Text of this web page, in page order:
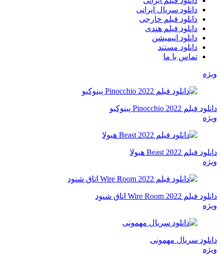
دانلود سریال ایرانی
دانلود فیلم خارجی
دانلود فیلم هندی
دانلود انیمیشن
دانلود مستند
تماس با ما
ویژه
دانلود فیلم Pinocchio 2022 پینوکیو
ویژه
دانلود فیلم Beast 2022 هیولا
ویژه
دانلود فیلم Wire Room 2022 اتاق شنود
ویژه
دانلود سریال مهمونی
ویژه